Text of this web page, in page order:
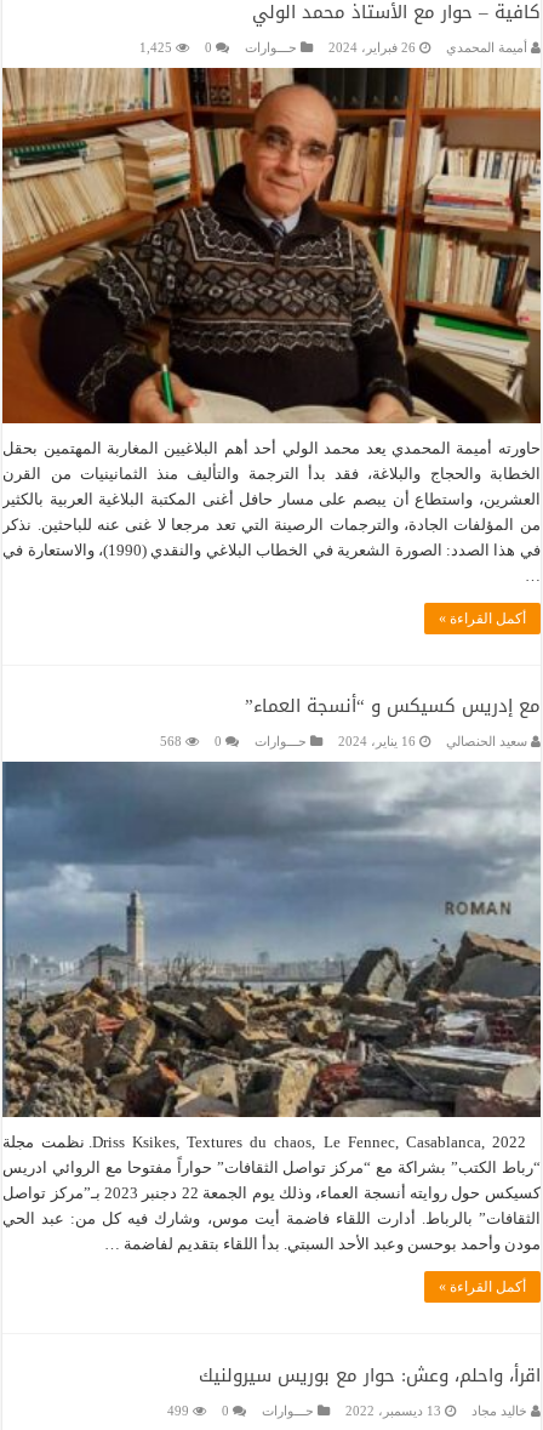
كافية – حوار مع الأستاذ محمد الولي
أميمة المحمدي 26 فبراير، 2024 حـــوارات 0
1,425
حاورته أميمة المحمدي يعد محمد الولي أحد أهم البلاغيين المغاربة المهتمين بحقل
الخطابة والحجاج والبلاغة، فقد بدأ الترجمة والتأليف منذ الثمانينيات من القرن
العشرين، واستطاع أن يبصم على مسار حافل أغنى المكتبة البلاغية العربية بالكثير
من المؤلفات الجادة، والترجمات الرصينة التي تعد مرجعا لا غنى عنه للباحثين. نذكر
في هذا الصدد: الصورة الشعرية في الخطاب البلاغي والنقدي (1990)، والاستعارة في
…
أكمل القراءة »
مع إدريس كسيكس و “أنسجة العماء”
سعيد الحنصالي 16 يناير، 2024 حـــوارات 0
568
Driss Ksikes, Textures du chaos, Le Fennec, Casablanca, 2022. نظمت مجلة
“رباط الكتب” بشراكة مع “مركز تواصل الثقافات” حواراً مفتوحا مع الروائي ادريس
كسيكس حول روايته أنسجة العماء، وذلك يوم الجمعة 22 دجنبر 2023 بـ”مركز تواصل
الثقافات” بالرباط. أدارت اللقاء فاضمة أيت موس، وشارك فيه كل من: عبد الحي
مودن وأحمد بوحسن وعبد الأحد السبتي. بدأ اللقاء بتقديم لفاضمة …
أكمل القراءة »
اقرأ، واحلم، وعش: حوار مع بوريس سيرولنيك
خاليد مجاد 13 ديسمبر، 2022 حـــوارات 0
499